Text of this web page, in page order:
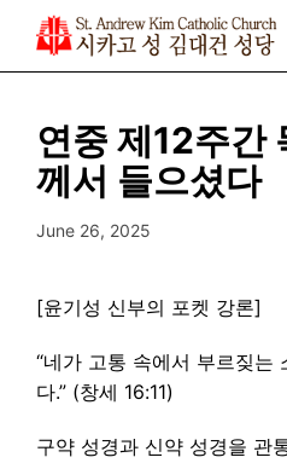
연중 제12주간
께서 들으셨다
June 26, 2025
[윤기성 신부의 포켓 강론]
“네가 고통 속에서 부르짖는
다.” (창세 16:11)
구약 성경과 신약 성경을 관